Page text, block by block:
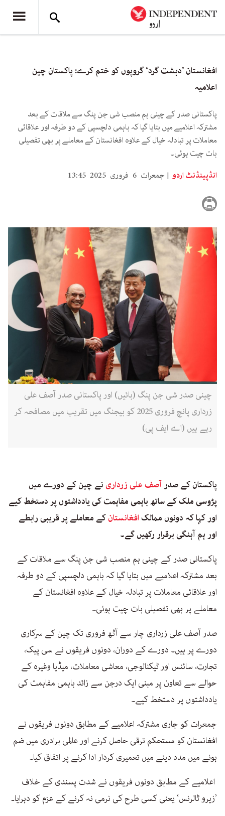
افغانستان ’دہشت گرد‘ گروپوں کو ختم کرے: پاکستان چین
اعلامیہ
پاکستانی صدر کے چینی ہم منصب شی جن پنگ سے ملاقات کے بعد
مشترکہ اعلامیے میں بتایا گیا کہ باہمی دلچسپی کے دو طرفہ اور علاقائی
معاملات پر تبادلہ خیال کے علاوہ افغانستان کے معاملے پر بھی تفصیلی
بات چیت ہوئی۔
انڈپینڈنٹ اردو
جمعرات 6 فروری 2025 13:45
چینی صدر شی جن پنگ (بائیں) اور پاکستانی صدر آصف علی
زرداری پانچ فروری 2025 کو بیجنگ میں تقریب میں مصافحہ کر
رہے ہیں (اے ایف پی)
پاکستان کے صدر آصف علی زردارینے چین کے دورے میں
پڑوسی ملک کے ساتھ باہمی مفاہمت کی یادداشتوں پر دستخط کیے
اور کہا کہ دونوں ممالکافغانستانکے معاملے پر قریبی رابطے
اور ہم آہنگی برقرار رکھیں گے۔
پاکستانی صدر کے چینی ہم منصب شی جن پنگ سے ملاقات کے
بعد مشترکہ اعلامیے میں بتایا گیا کہ باہمی دلچسپی کے دو طرفہ
اور علاقائی معاملات پر تبادلہ خیال کے علاوہ افغانستان کے
معاملے پر بھی تفصیلی بات چیت ہوئی۔
صدر آصف علی زرداری چار سے آٹھ فروری تک چین کے سرکاری
دورے پر ہیں۔ دورے کے دوران، دونوں فریقوں نے سی پیک،
تجارت، سائنس اور ٹیکنالوجی، معاشی معاملات، میڈیا وغیرہ کے
حوالے سے تعاون پر مبنی ایک درجن سے زائد باہمی مفاہمت کی
یادداشتوں پر دستخط کیے۔
جمعرات کو جاری مشترکہ اعلامیے کے مطابق دونوں فریقوں نے
افغانستان کو مستحکم ترقی حاصل کرنے اور عالمی برادری میں ضم
ہونے میں مدد دینے میں تعمیری کردار ادا کرنے پر اتفاق کیا۔
اعلامیے کے مطابق دونوں فریقوں نے شدت پسندی کے خلاف
’زیرو ٹالرنس‘ یعنی کسی طرح کی نرمی نہ کرنے کے عزم کو دہرایا۔